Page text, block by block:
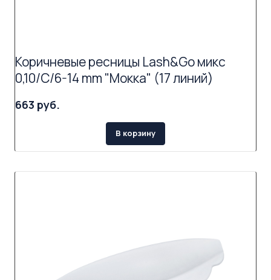
Коричневые ресницы Lash&Go микс
0,10/C/6-14 mm "Мокка" (17 линий)
663 руб.
В корзину